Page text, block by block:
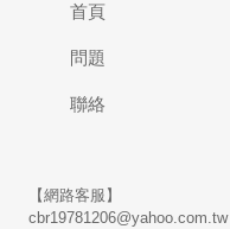
首頁
問題
聯絡
【網路客服】
cbr19781206@yahoo.com.tw